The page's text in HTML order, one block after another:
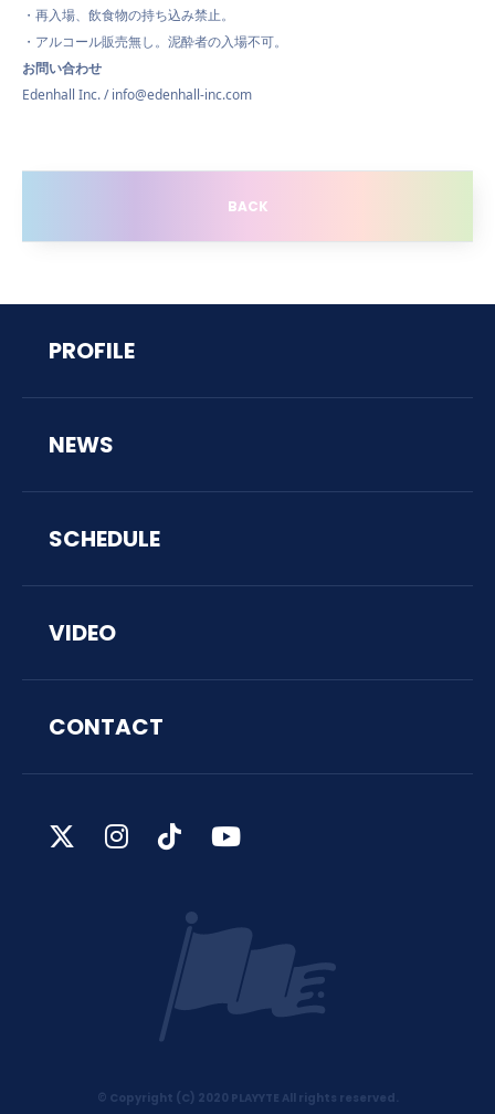
・再入場、飲食物の持ち込み禁止。
・アルコール販売無し。泥酔者の入場不可。
お問い合わせ
Edenhall Inc. / info@edenhall-inc.com
BACK
PROFILE
NEWS
SCHEDULE
VIDEO
CONTACT
© Copyright (C) 2020 PLAYYTE All rights reserved.